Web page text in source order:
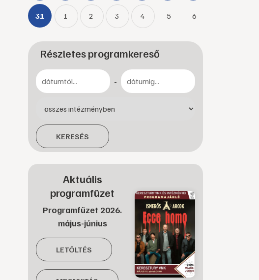
31 1 2 3 4 5 6
Részletes programkereső
-
KERESÉS
Aktuális
programfüzet
Programfüzet 2026.
május-június
LETÖLTÉS